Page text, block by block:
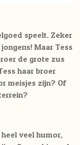
speelt. Zeker
Maar Tess
de grote zus
haar broer
meisjes zijn? Of
veel humor,